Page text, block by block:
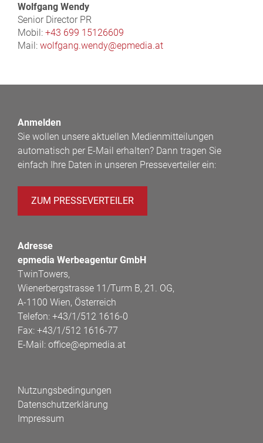
Wolfgang Wendy
Senior Director PR
Mobil: +43 699 15126609
Mail: wolfgang.wendy@epmedia.at
Anmelden
Sie wollen unsere aktuellen Medienmitteilungen
automatisch per E-Mail erhalten? Dann tragen Sie
einfach Ihre Daten in unseren Presseverteiler ein:
ZUM PRESSEVERTEILER
Adresse
epmedia Werbeagentur GmbH
TwinTowers,
Wienerbergstrasse 11/Turm B, 21. OG,
A-1100 Wien, Österreich
Telefon: +43/1/512 1616-0
Fax: +43/1/512 1616-77
E-Mail: office@epmedia.at
Nutzungsbedingungen
Datenschutzerklärung
Impressum